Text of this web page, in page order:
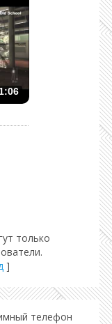
только
]
телефон